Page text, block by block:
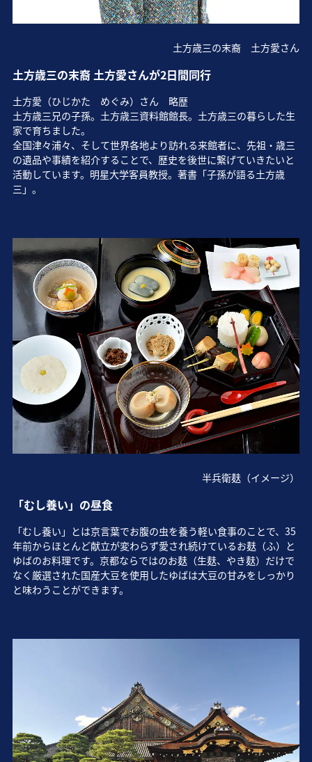
土方歳三の末裔 土方愛さん
土方歳三の末裔 土方愛さんが2日間同行
土方愛（ひじかた めぐみ）さん 略歴
土方歳三兄の子孫。土方歳三資料館館長。土方歳三の暮らした生
家で育ちました。
全国津々浦々、そして世界各地より訪れる来館者に、先祖・歳三
の遺品や事績を紹介することで、歴史を後世に繋げていきたいと
活動しています。明星大学客員教授。著書「子孫が語る土方歳
三」。
半兵衛麸（イメージ）
「むし養い」の昼食
「むし養い」とは京言葉でお腹の虫を養う軽い食事のことで、35
年前からほとんど献立が変わらず愛され続けているお麸（ふ）と
ゆばのお料理です。京都ならではのお麸（生麸、やき麸）だけで
なく厳選された国産大豆を使用したゆばは大豆の甘みをしっかり
と味わうことができます。